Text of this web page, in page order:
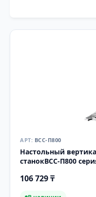
ВСС-П800
Настольный
станокВСС-П800
106 729 ₸